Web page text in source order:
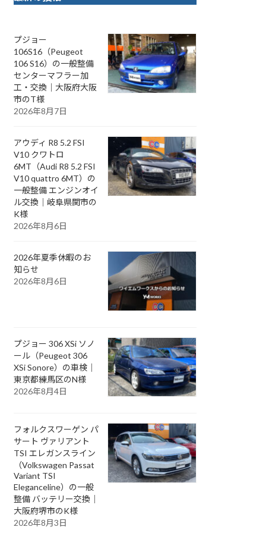
プジョー
106S16（Peugeot
106 S16）の一般整備
センターマフラー加
工・交換｜大阪府大阪
市のT様
2026年8月7日
アウディ R8 5.2 FSI
V10 クワトロ
6MT（Audi R8 5.2 FSI
V10 quattro 6MT）の
一般整備 エンジンオイ
ル交換｜岐阜県関市の
K様
2026年8月6日
2026年夏季休暇のお
知らせ
2026年8月6日
プジョー 306 XSi ソノ
ール（Peugeot 306
XSi Sonore）の車検｜
東京都練馬区のN様
2026年8月4日
フォルクスワーゲン パ
サート ヴァリアント
TSI エレガンスライン
（Volkswagen Passat
Variant TSI
Eleganceline）の一般
整備 バッテリー交換｜
大阪府堺市のK様
2026年8月3日